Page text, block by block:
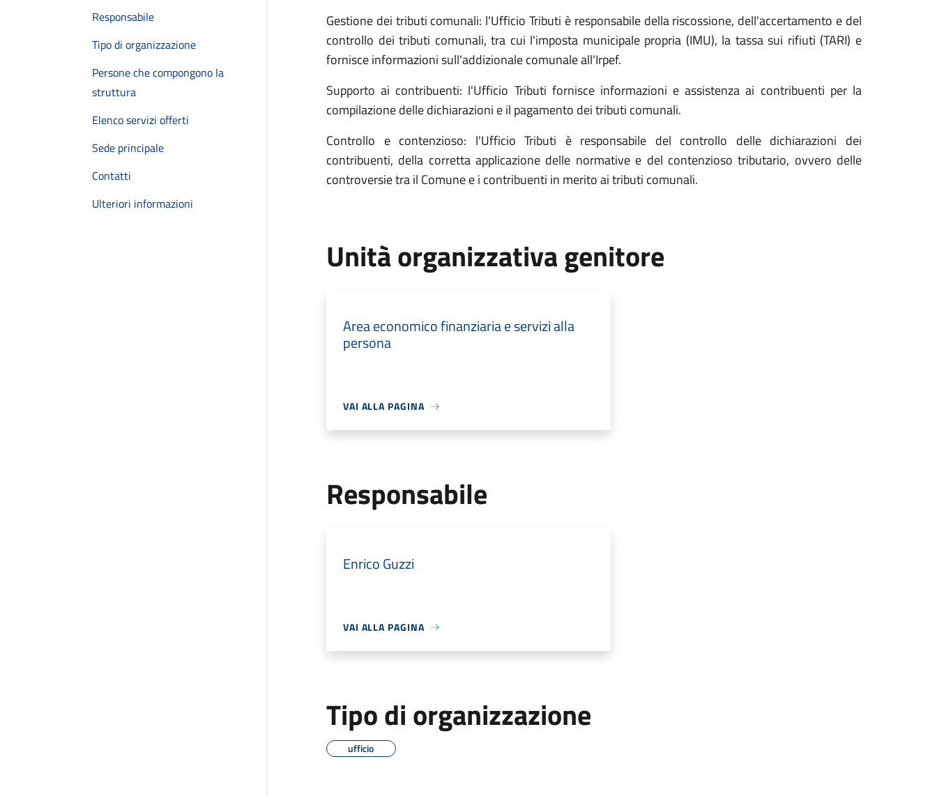
Responsabile
Tipo di organizzazione
Persone che compongono la
struttura
Elenco servizi offerti
Sede principale
Contatti
Ulteriori informazioni
Gestione dei tributi comunali: l'Ufficio Tributi è responsabile della riscossione, dell'accertamento e del
controllo dei tributi comunali, tra cui l'imposta municipale propria (IMU), la tassa sui rifiuti (TARI) e
fornisce informazioni sull'addizionale comunale all'Irpef.
Supporto ai contribuenti: l'Ufficio Tributi fornisce informazioni e assistenza ai contribuenti per la
compilazione delle dichiarazioni e il pagamento dei tributi comunali.
Controllo e contenzioso: l'Ufficio Tributi è responsabile del controllo delle dichiarazioni dei
contribuenti, della corretta applicazione delle normative e del contenzioso tributario, ovvero delle
controversie tra il Comune e i contribuenti in merito ai tributi comunali.
Unità organizzativa genitore
Area economico finanziaria e servizi alla
persona
VAI ALLA PAGINA
Responsabile
Enrico Guzzi
VAI ALLA PAGINA
Tipo di organizzazione
ufficio